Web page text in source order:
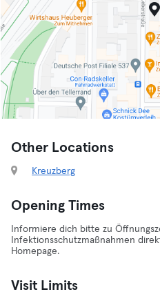
Other Locations
Kreuzberg
Opening Times
Informiere dich bitte zu
Infektionsschutzmaßnahmen
Homepage.
Visit Limits